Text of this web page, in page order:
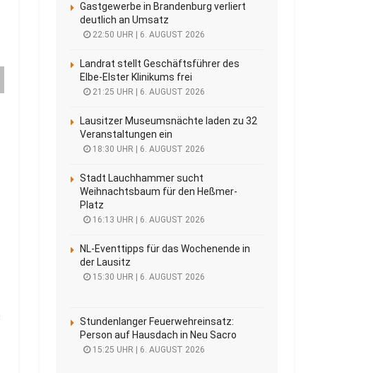
Gastgewerbe in Brandenburg verliert
deutlich an Umsatz
22:50 UHR | 6. AUGUST 2026
Landrat stellt Geschäftsführer des
Elbe-Elster Klinikums frei
21:25 UHR | 6. AUGUST 2026
Lausitzer Museumsnächte laden zu 32
Veranstaltungen ein
18:30 UHR | 6. AUGUST 2026
Stadt Lauchhammer sucht
Weihnachtsbaum für den Heßmer-
Platz
16:13 UHR | 6. AUGUST 2026
NL-Eventtipps für das Wochenende in
der Lausitz
15:30 UHR | 6. AUGUST 2026
Stundenlanger Feuerwehreinsatz:
Person auf Hausdach in Neu Sacro
15:25 UHR | 6. AUGUST 2026